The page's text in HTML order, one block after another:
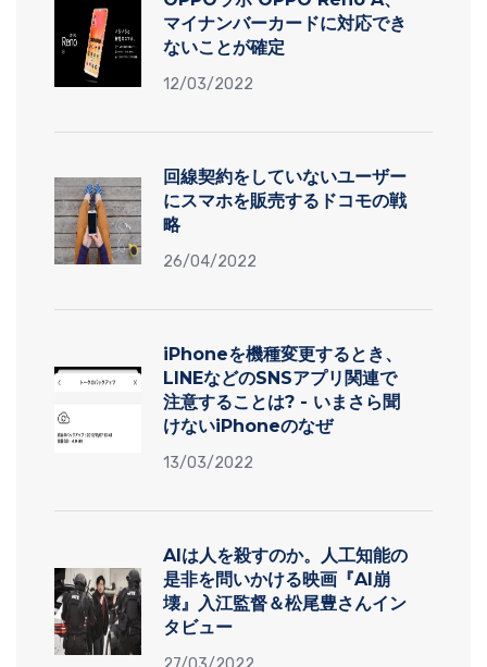
マイナンバーカードに対応でき
ないことが確定
12/03/2022
回線契約をしていないユーザー
にスマホを販売するドコモの戦
略
26/04/2022
iPhoneを機種変更するとき、
LINEなどのSNSアプリ関連で
注意することは? - いまさら聞
けないiPhoneのなぜ
13/03/2022
AIは人を殺すのか。人工知能の
是非を問いかける映画『AI崩
壊』入江監督＆松尾豊さんイン
タビュー